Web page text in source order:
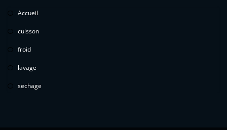
Accueil
cuisson
froid
lavage
sechage